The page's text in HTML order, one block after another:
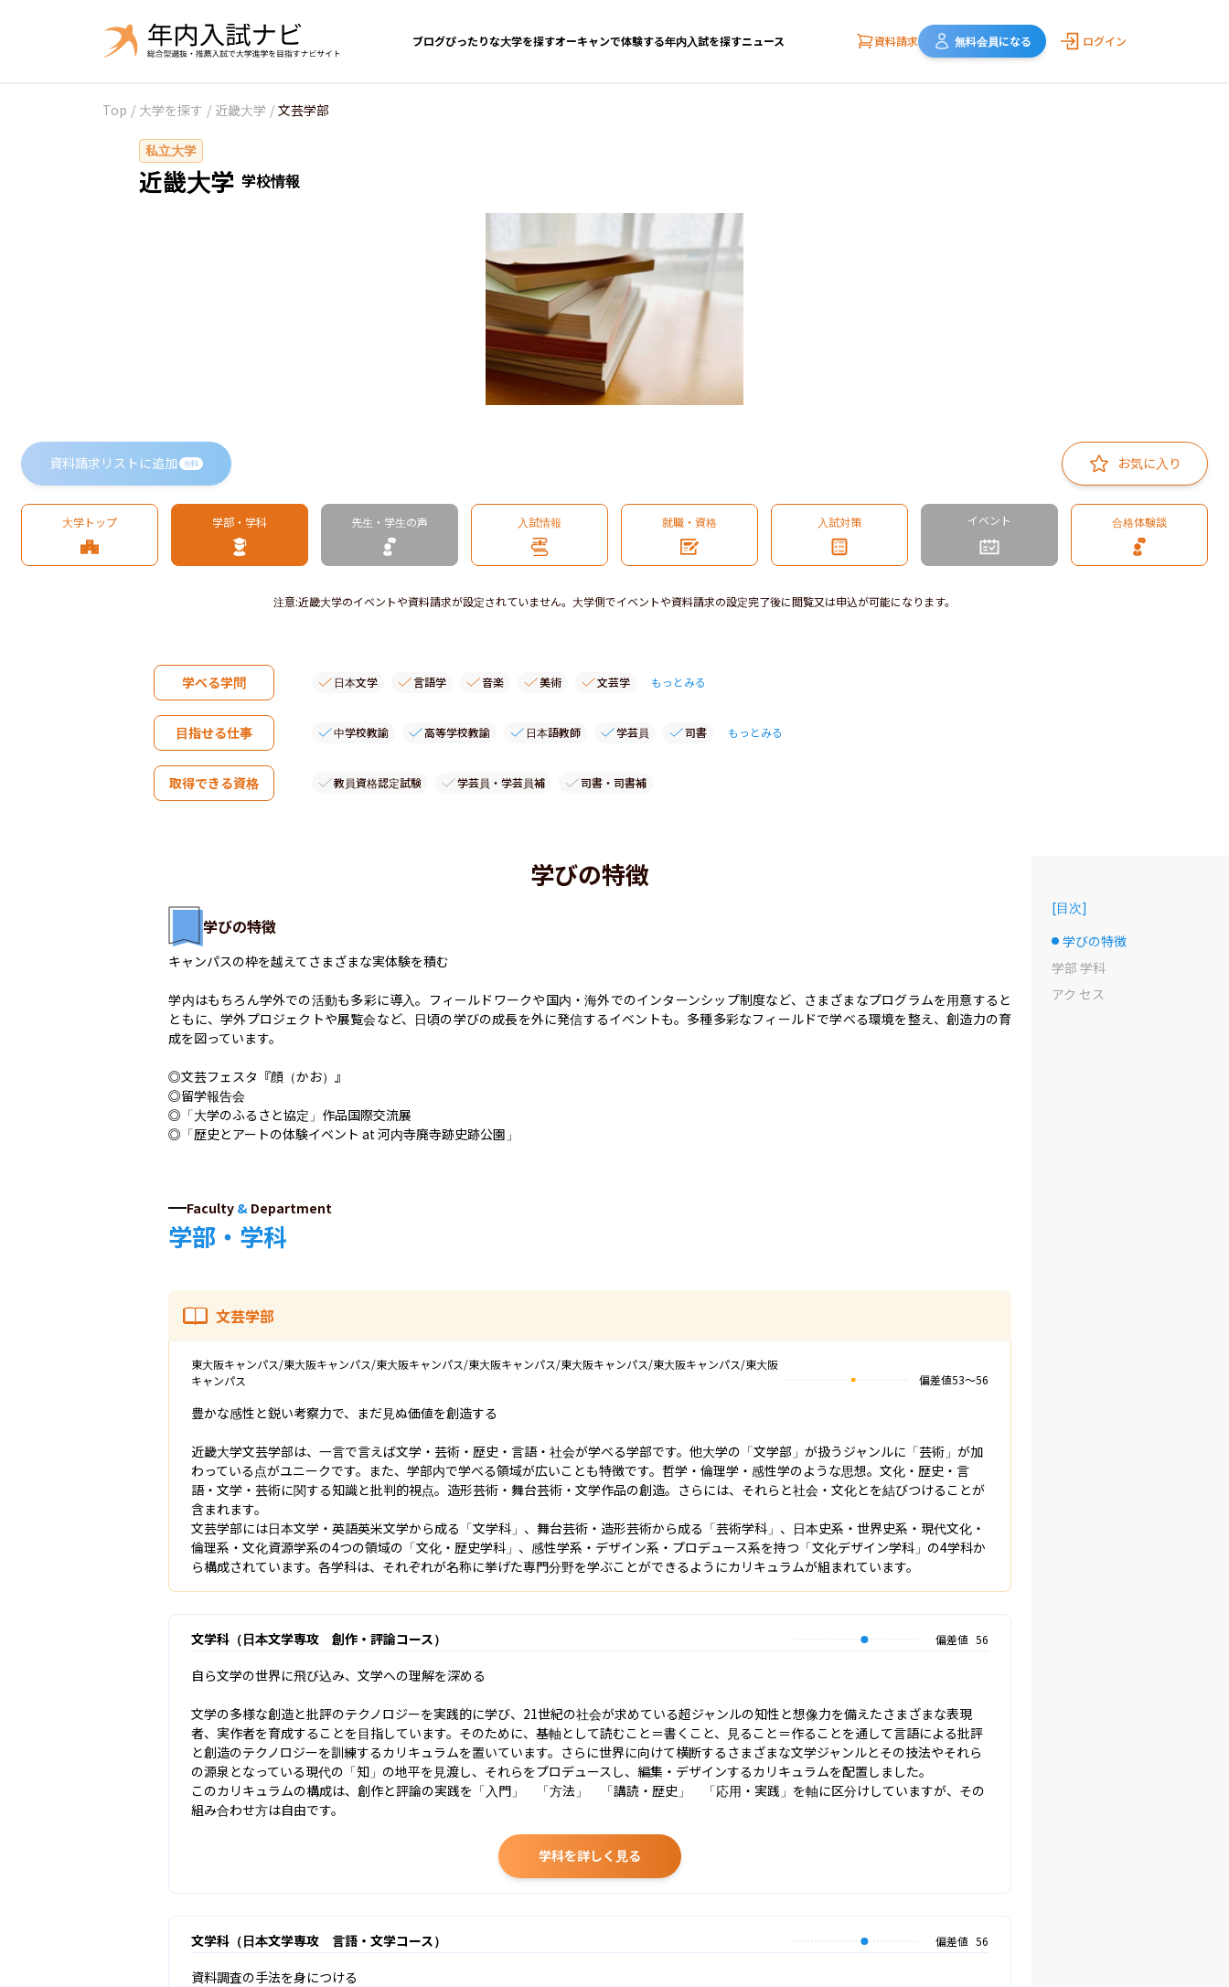
ブログぴったりな大学を探すオーキャンで体験する年内入試を探すニュース 資料請求 無料会員になる ログイン
Top / 大学を探す / 近畿大学 / 文芸学部
私立大学
近畿大学 学校情報
資料請求リストに追加 無料 お気に入り
大学トップ 学部・学科 先生・学生の声 入試情報 就職・資格 入試対策 イベント 合格体験談
注意:近畿大学のイベントや資料請求が設定されていません。大学側でイベントや資料請求の設定完了後に閲覧又は申込が可能になります。
学べる学問 日本文学 言語学 音楽 美術 文芸学 もっとみる
目指せる仕事 中学校教諭 高等学校教諭 日本語教師 学芸員 司書 もっとみる
取得できる資格 教員資格認定試験 学芸員・学芸員補 司書・司書補
学びの特徴
学びの特徴
キャンパスの枠を越えてさまざまな実体験を積む
学内はもちろん学外での活動も多彩に導入。フィールドワークや国内・海外でのインターンシップ制度など、さまざまなプログラムを用意すると
ともに、学外プロジェクトや展覧会など、日頃の学びの成長を外に発信するイベントも。多種多彩なフィールドで学べる環境を整え、創造力の育
成を図っています。
◎文芸フェスタ『顔（かお）』
◎留学報告会
◎「大学のふるさと協定」作品国際交流展
◎「歴史とアートの体験イベント at 河内寺廃寺跡史跡公園」
Faculty & Department
学部・学科
文芸学部
東大阪キャンパス/東大阪キャンパス/東大阪キャンパス/東大阪キャンパス/東大阪キャンパス/東大阪キャンパス/東大阪
キャンパス
偏差値53〜56
豊かな感性と鋭い考察力で、まだ見ぬ価値を創造する
近畿大学文芸学部は、一言で言えば文学・芸術・歴史・言語・社会が学べる学部です。他大学の「文学部」が扱うジャンルに「芸術」が加
わっている点がユニークです。また、学部内で学べる領域が広いことも特徴です。哲学・倫理学・感性学のような思想。文化・歴史・言
語・文学・芸術に関する知識と批判的視点。造形芸術・舞台芸術・文学作品の創造。さらには、それらと社会・文化とを結びつけることが
含まれます。
文芸学部には日本文学・英語英米文学から成る「文学科」、舞台芸術・造形芸術から成る「芸術学科」、日本史系・世界史系・現代文化・
倫理系・文化資源学系の4つの領域の「文化・歴史学科」、感性学系・デザイン系・プロデュース系を持つ「文化デザイン学科」の4学科か
ら構成されています。各学科は、それぞれが名称に挙げた専門分野を学ぶことができるようにカリキュラムが組まれています。
文学科（日本文学専攻 創作・評論コース） 偏差値 56
自ら文学の世界に飛び込み、文学への理解を深める
文学の多様な創造と批評のテクノロジーを実践的に学び、21世紀の社会が求めている超ジャンルの知性と想像力を備えたさまざまな表現
者、実作者を育成することを目指しています。そのために、基軸として読むこと＝書くこと、見ること＝作ることを通して言語による批評
と創造のテクノロジーを訓練するカリキュラムを置いています。さらに世界に向けて横断するさまざまな文学ジャンルとその技法やそれら
の源泉となっている現代の「知」の地平を見渡し、それらをプロデュースし、編集・デザインするカリキュラムを配置しました。
このカリキュラムの構成は、創作と評論の実践を「入門」　「方法」　「講読・歴史」　「応用・実践」を軸に区分けしていますが、その
組み合わせ方は自由です。
学科を詳しく見る
文学科（日本文学専攻 言語・文学コース） 偏差値 56
資料調査の手法を身につける
[目次]
選択中のドット
学びの特徴
学部 学科
アク セス